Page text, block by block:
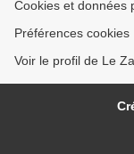
Cookies et données
Préférences cookies
Voir le profil de Le